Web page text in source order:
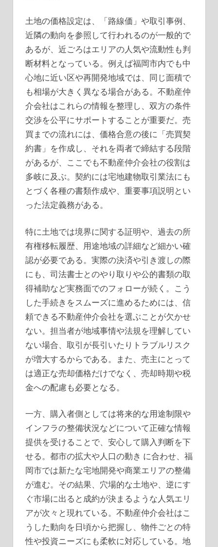
土地の価格設定は、「路線価」や取引事例、
近隣の動向を参照して行われるのが一般的で
あるが、近ごろはエリアの人気や流動性も判
断材料となっている。例えば福岡市内でも中
心地に近い区や再開発地域では、同じ面積で
も相場が大きく異なる場合がある。不動産仲
介会社はこれらの情報を整理し、双方の条件
交渉を公平にサポートすることが重要だ。売
買までの流れには、価格合意の後に「売買契
約書」を作成し、それを両者で締結する段階
があるが、ここでも不動産仲介会社の役割は
多岐に及ぶ。契約には宅地建物取引業法にも
とづく各種の書類作成や、重要事項説明とい
った法定義務がある。
特に土地では境界に関する証明や、過去の所
有権移転履歴、用途地域の詳細など細かい確
認が必要である。実際の決済や引き渡しの際
にも、司法書士とのやり取りや公的書類の取
得補助など実務面でのフォローが続く。こう
した手続きをスムーズに進めるためには、信
頼できる不動産仲介会社を選ぶことが欠かせ
ない。担当者が地域事情や法規を理解してい
ない場合、取引が長引いたりトラブルリスク
が増大するからである。また、売主にとって
は適正な売却価格だけでなく、売却時期や税
金への配慮も必要となる。
一方、購入者側としては将来的な用途制限や
インフラの整備状況などについて正確な情報
提供を受けることで、安心して購入判断を下
せる。都市の拡大や人口の動き に合わせ、福
岡市では新たな宅地開発や商業エリアの整備
が進む。その結果、穴場的な土地や、逆にす
ぐ市場に出ると成約が決まるような人気エリ
アが次々と現れている。不動産仲介会社はこ
うした動向を日頃から把握し、物件ごとの特
性や投資ニーズにも柔軟に対応している。地